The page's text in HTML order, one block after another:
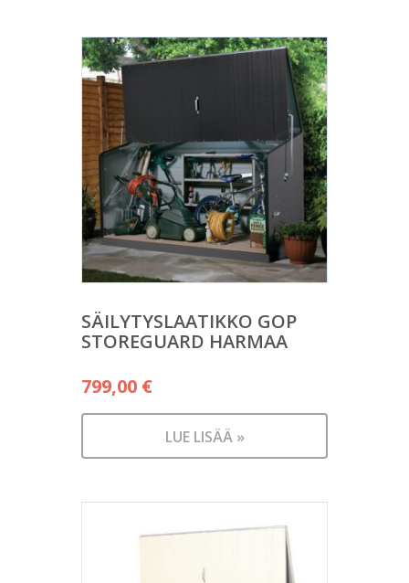
SÄILYTYSLAATIKKO GOP
STOREGUARD HARMAA
799,00 €
LUE LISÄÄ »